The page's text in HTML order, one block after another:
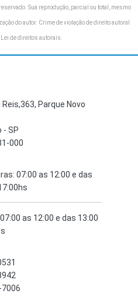
Sua reprodução, parcial ou total, mesmo
do autor. Crime de violação de direito autoral
Lei de direitos autorais
Reis,363, Parque Novo
- SP
000
07:00 as 12:00 e das
as 12:00 e das 13:00